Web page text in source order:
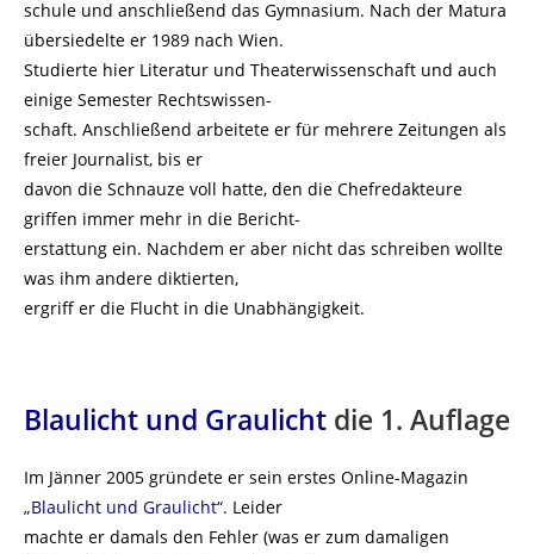
schule und anschließend das Gymnasium. Nach der Matura
übersiedelte er 1989 nach Wien.
Studierte hier Literatur und Theaterwissenschaft und auch
einige Semester Rechtswissen-
schaft. Anschließend arbeitete er für mehrere Zeitungen als
freier Journalist, bis er
davon die Schnauze voll hatte, den die Chefredakteure
griffen immer mehr in die Bericht-
erstattung ein. Nachdem er aber nicht das schreiben wollte
was ihm andere diktierten,
ergriff er die Flucht in die Unabhängigkeit.
Blaulicht und Graulicht die 1. Auflage
Im Jänner 2005 gründete er sein erstes Online-Magazin
„Blaulicht und Graulicht“. Leider
machte er damals den Fehler (was er zum damaligen